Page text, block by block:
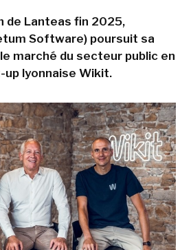
de Lanteas fin 2025,
Software) poursuit sa
marché du secteur public en
lyonnaise Wikit.